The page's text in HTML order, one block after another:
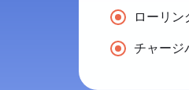
ローリ
チャージ